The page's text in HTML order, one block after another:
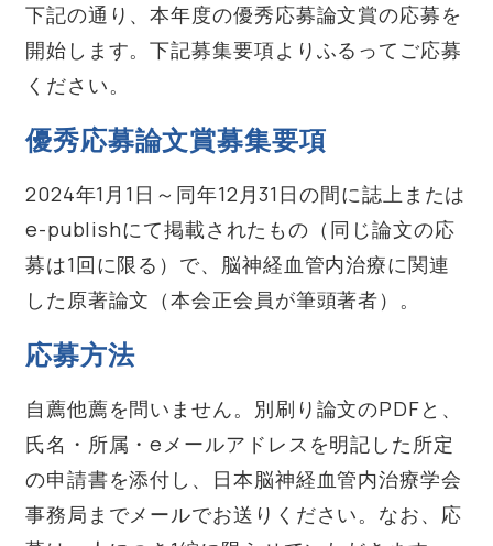
下記の通り、本年度の優秀応募論文賞の応募を
開始します。下記募集要項よりふるってご応募
ください。
優秀応募論文賞募集要項
2024年1月1日～同年12月31日の間に誌上または
e-publishにて掲載されたもの（同じ論文の応
募は1回に限る）で、脳神経血管内治療に関連
した原著論文（本会正会員が筆頭著者）。
応募方法
自薦他薦を問いません。別刷り論文のPDFと、
氏名・所属・eメールアドレスを明記した所定
の申請書を添付し、日本脳神経血管内治療学会
事務局までメールでお送りください。なお、応